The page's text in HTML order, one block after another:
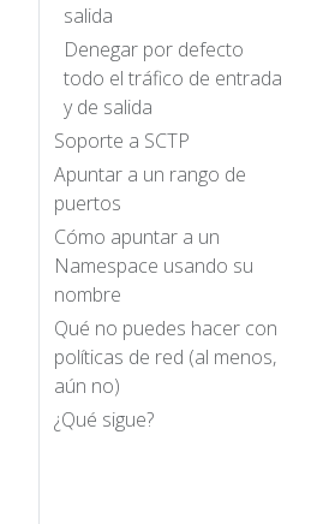
salida
Denegar por defecto
todo el tráfico de entrada
y de salida
Soporte a SCTP
Apuntar a un rango de
puertos
Cómo apuntar a un
Namespace usando su
nombre
Qué no puedes hacer con
políticas de red (al menos,
aún no)
¿Qué sigue?